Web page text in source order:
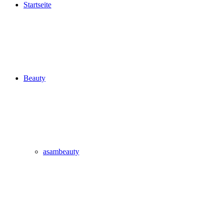
Startseite
Beauty
asambeauty